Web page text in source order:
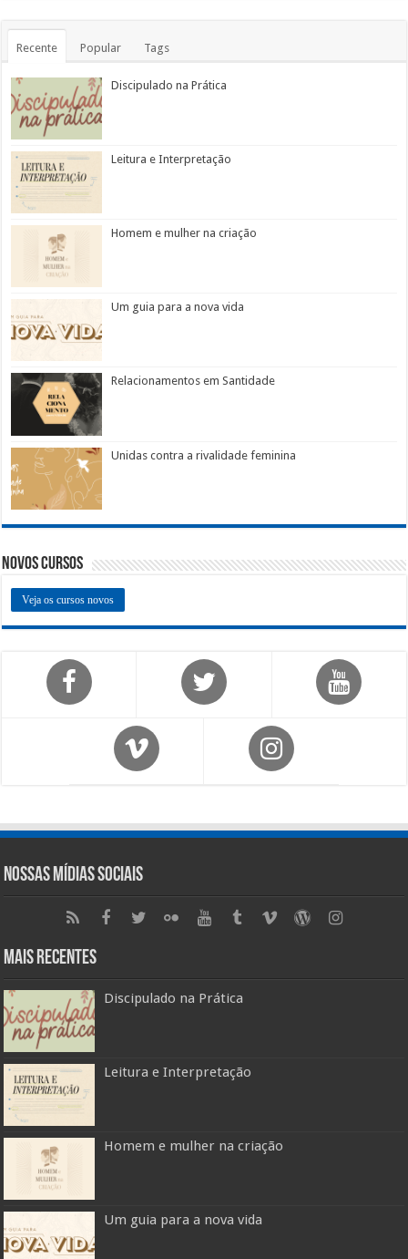
Recente Popular Tags
Discipulado na Prática
Leitura e Interpretação
Homem e mulher na criação
Um guia para a nova vida
Relacionamentos em Santidade
Unidas contra a rivalidade feminina
Novos Cursos
Veja os cursos novos
Nossas Mídias Sociais
Mais Recentes
Discipulado na Prática
Leitura e Interpretação
Homem e mulher na criação
Um guia para a nova vida